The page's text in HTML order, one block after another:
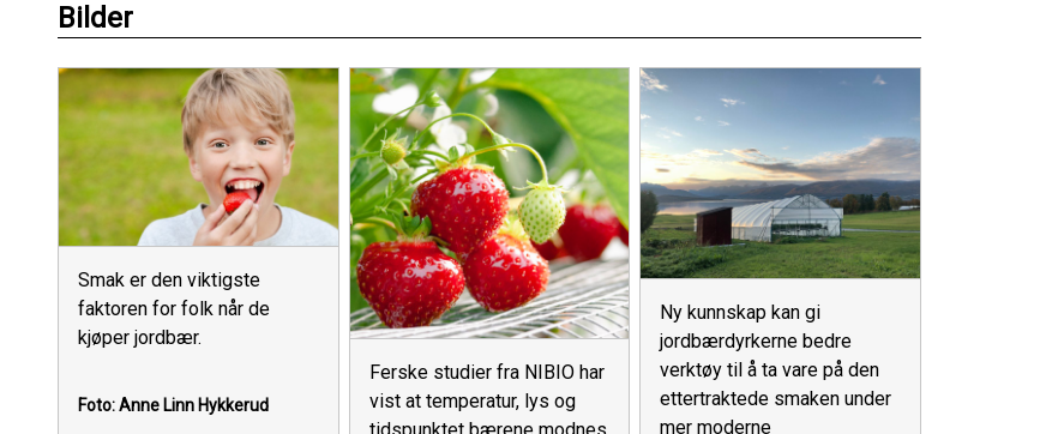
Bilder
Smak er den viktigste
faktoren for folk når de
kjøper jordbær.
Foto: Anne Linn Hykkerud
Ferske studier fra NIBIO har
vist at temperatur, lys og
Ny kunnskap kan gi
jordbærdyrkerne bedre
verktøy til å ta vare på den
ettertraktede smaken under
mer moderne